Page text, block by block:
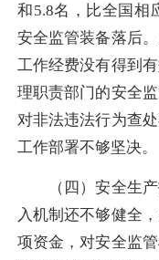
和5.8名，比全国相
安全监管装备落后
工作经费没有得到
理职责部门的安全
对非法违法行为查
工作部署不够坚决。
（四）安全生产
入机制还不够健全
项资金，对安全监